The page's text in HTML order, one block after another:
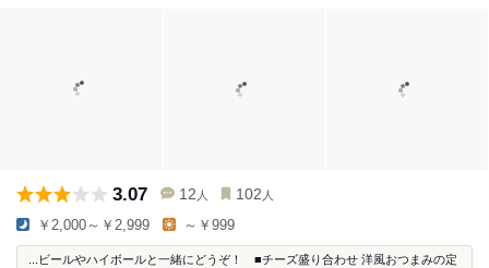
3.07 12 人 102 人
￥2,000～￥2,999 ～￥999
...ビールやハイボールと一緒にどうぞ！ ■チーズ盛り合わせ 洋風おつまみの定